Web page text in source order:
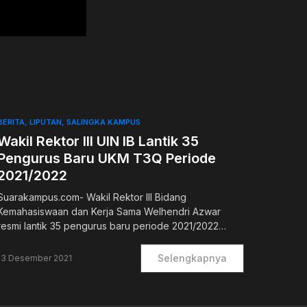
LIPUTAN SALINGKA KAMPUS
Rektor III UIN IB Lantik 35
Baru UKM T3Q Periode
2022
Wakil Rektor III Bidang
dan Kerja Sama Welhendri Azwar
lantik 35 pengurus baru periode 2021/2022…
Desember 2021 Selengkapnya